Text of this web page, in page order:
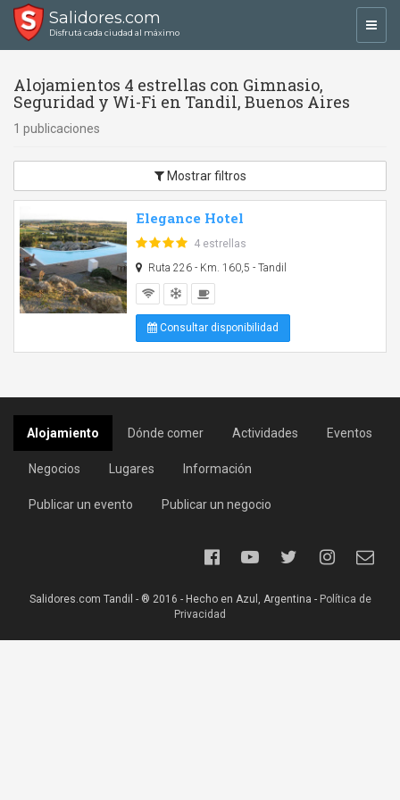
Salidores.com
Disfrutá cada ciudad al máximo
Alojamientos 4 estrellas con Gimnasio,
Seguridad y Wi-Fi en Tandil, Buenos Aires
1 publicaciones
Mostrar filtros
Elegance Hotel
4 estrellas
Ruta 226 - Km. 160,5 - Tandil
Consultar disponibilidad
Alojamiento Dónde comer Actividades Eventos
Negocios Lugares Información
Publicar un evento Publicar un negocio
Salidores.com Tandil - ® 2016 - Hecho en Azul, Argentina - Política de
Privacidad